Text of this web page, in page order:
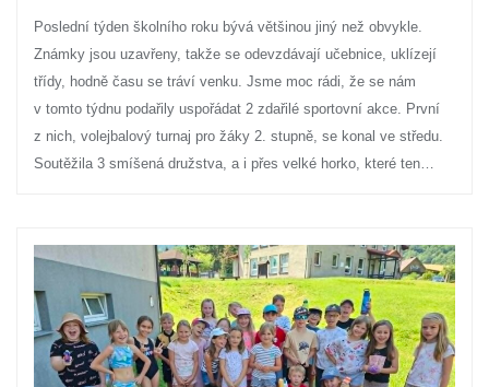
Poslední týden školního roku bývá většinou jiný než obvykle.
Známky jsou uzavřeny, takže se odevzdávají učebnice, uklízejí
třídy, hodně času se tráví venku. Jsme moc rádi, že se nám
v tomto týdnu podařily uspořádat 2 zdařilé sportovní akce. První
z nich, volejbalový turnaj pro žáky 2. stupně, se konal ve středu.
Soutěžila 3 smíšená družstva, a i přes velké horko, které ten…